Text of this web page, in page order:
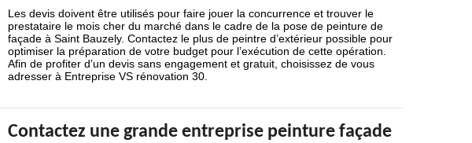
Les devis doivent être utilisés pour faire jouer la concurrence et trouver le
prestataire le mois cher du marché dans le cadre de la pose de peinture de
façade à Saint Bauzely. Contactez le plus de peintre d’extérieur possible pour
optimiser la préparation de votre budget pour l’exécution de cette opération.
Afin de profiter d’un devis sans engagement et gratuit, choisissez de vous
adresser à Entreprise VS rénovation 30.
Contactez une grande entreprise peinture façade